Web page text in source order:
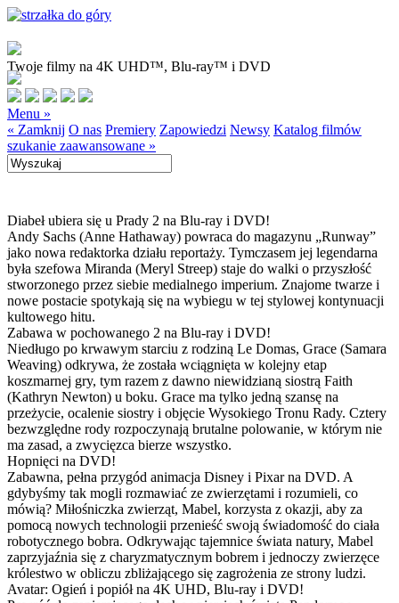
Twoje filmy na 4K UHD™, Blu-ray™ i DVD
Menu »
« Zamknij O nas Premiery Zapowiedzi Newsy Katalog filmów
szukanie zaawansowane »
Diabeł ubiera się u Prady 2 na Blu-ray i DVD!
Andy Sachs (Anne Hathaway) powraca do magazynu „Runway”
jako nowa redaktorka działu reportaży. Tymczasem jej legendarna
była szefowa Miranda (Meryl Streep) staje do walki o przyszłość
stworzonego przez siebie medialnego imperium. Znajome twarze i
nowe postacie spotykają się na wybiegu w tej stylowej kontynuacji
kultowego hitu.
Zabawa w pochowanego 2 na Blu-ray i DVD!
Niedługo po krwawym starciu z rodziną Le Domas, Grace (Samara
Weaving) odkrywa, że została wciągnięta w kolejny etap
koszmarnej gry, tym razem z dawno niewidzianą siostrą Faith
(Kathryn Newton) u boku. Grace ma tylko jedną szansę na
przeżycie, ocalenie siostry i objęcie Wysokiego Tronu Rady. Cztery
bezwzględne rody rozpoczynają brutalne polowanie, w którym nie
ma zasad, a zwycięzca bierze wszystko.
Hopnięci na DVD!
Zabawna, pełna przygód animacja Disney i Pixar na DVD. A
gdybyśmy tak mogli rozmawiać ze zwierzętami i rozumieli, co
mówią? Miłośniczka zwierząt, Mabel, korzysta z okazji, aby za
pomocą nowych technologii przenieść swoją świadomość do ciała
robotycznego bobra. Odkrywając tajemnice świata natury, Mabel
zaprzyjaźnia się z charyzmatycznym bobrem i jednoczy zwierzęce
królestwo w obliczu zbliżającego się zagrożenia ze strony ludzi.
Avatar: Ogień i popiół na 4K UHD, Blu-ray i DVD!